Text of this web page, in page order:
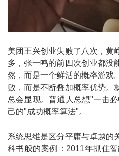
美团王兴创业失败了八次，黄
多，张一鸣的前四次创业都没
然，而是一个鲜活的概率游戏
败，而是不断叠加概率优势。
总会显现。普通人总想"一击
己的"成功概率算法"。
系统思维是区分平庸与卓越的
科书般的案例：2011年抓住